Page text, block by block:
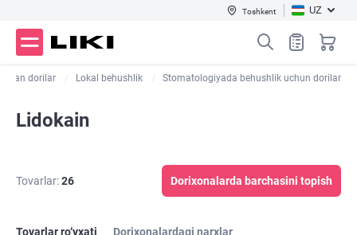
Toshkent UZ
dorilar Lokal behushlik Stomatologiyada behushlik uchun dorilar
Lidokain
Tovarlar:26 Dorixonalarda barchasini topish
Tovarlar ro‘yxati Dorixonalardagi narxlar